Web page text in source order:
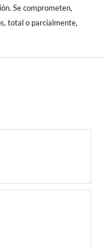
Se comprometen,
total o parcialmente,